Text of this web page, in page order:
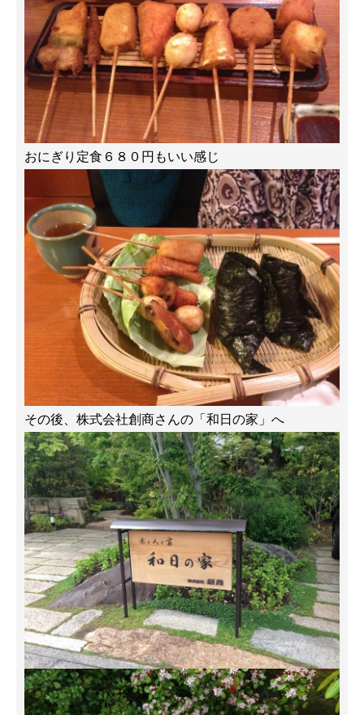
おにぎり定食６８０円もいい感じ
その後、株式会社創商さんの「和日の家」へ